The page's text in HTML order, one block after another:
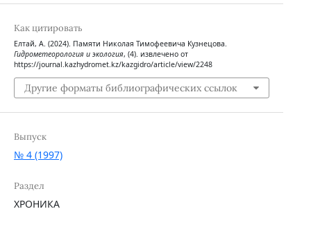
Как цитировать
Елтай, А. (2024). Памяти Николая Тимофеевича Кузнецова.
Гидрометеорология и экология, (4). извлечено от
https://journal.kazhydromet.kz/kazgidro/article/view/2248
Другие форматы библиографических ссылок
Выпуск
№ 4 (1997)
Раздел
ХРОНИКА